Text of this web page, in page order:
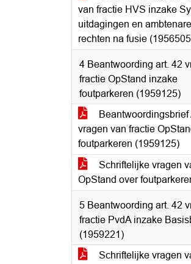
van fractie HVS inzake
uitdagingen en
rechten na fusie
4 Beantwoording art. 42
fractie OpStand inzake
foutparkeren (1959125)
Beantwoordingsbrief
vragen van fractie
foutparkeren (1959125)
Schriftelijke vragen
OpStand over
5 Beantwoording art. 42
fractie PvdA inzake
(1959221)
Schriftelijke vragen